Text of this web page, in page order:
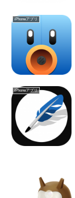
iPhoneアプリ
iPhoneアプリ